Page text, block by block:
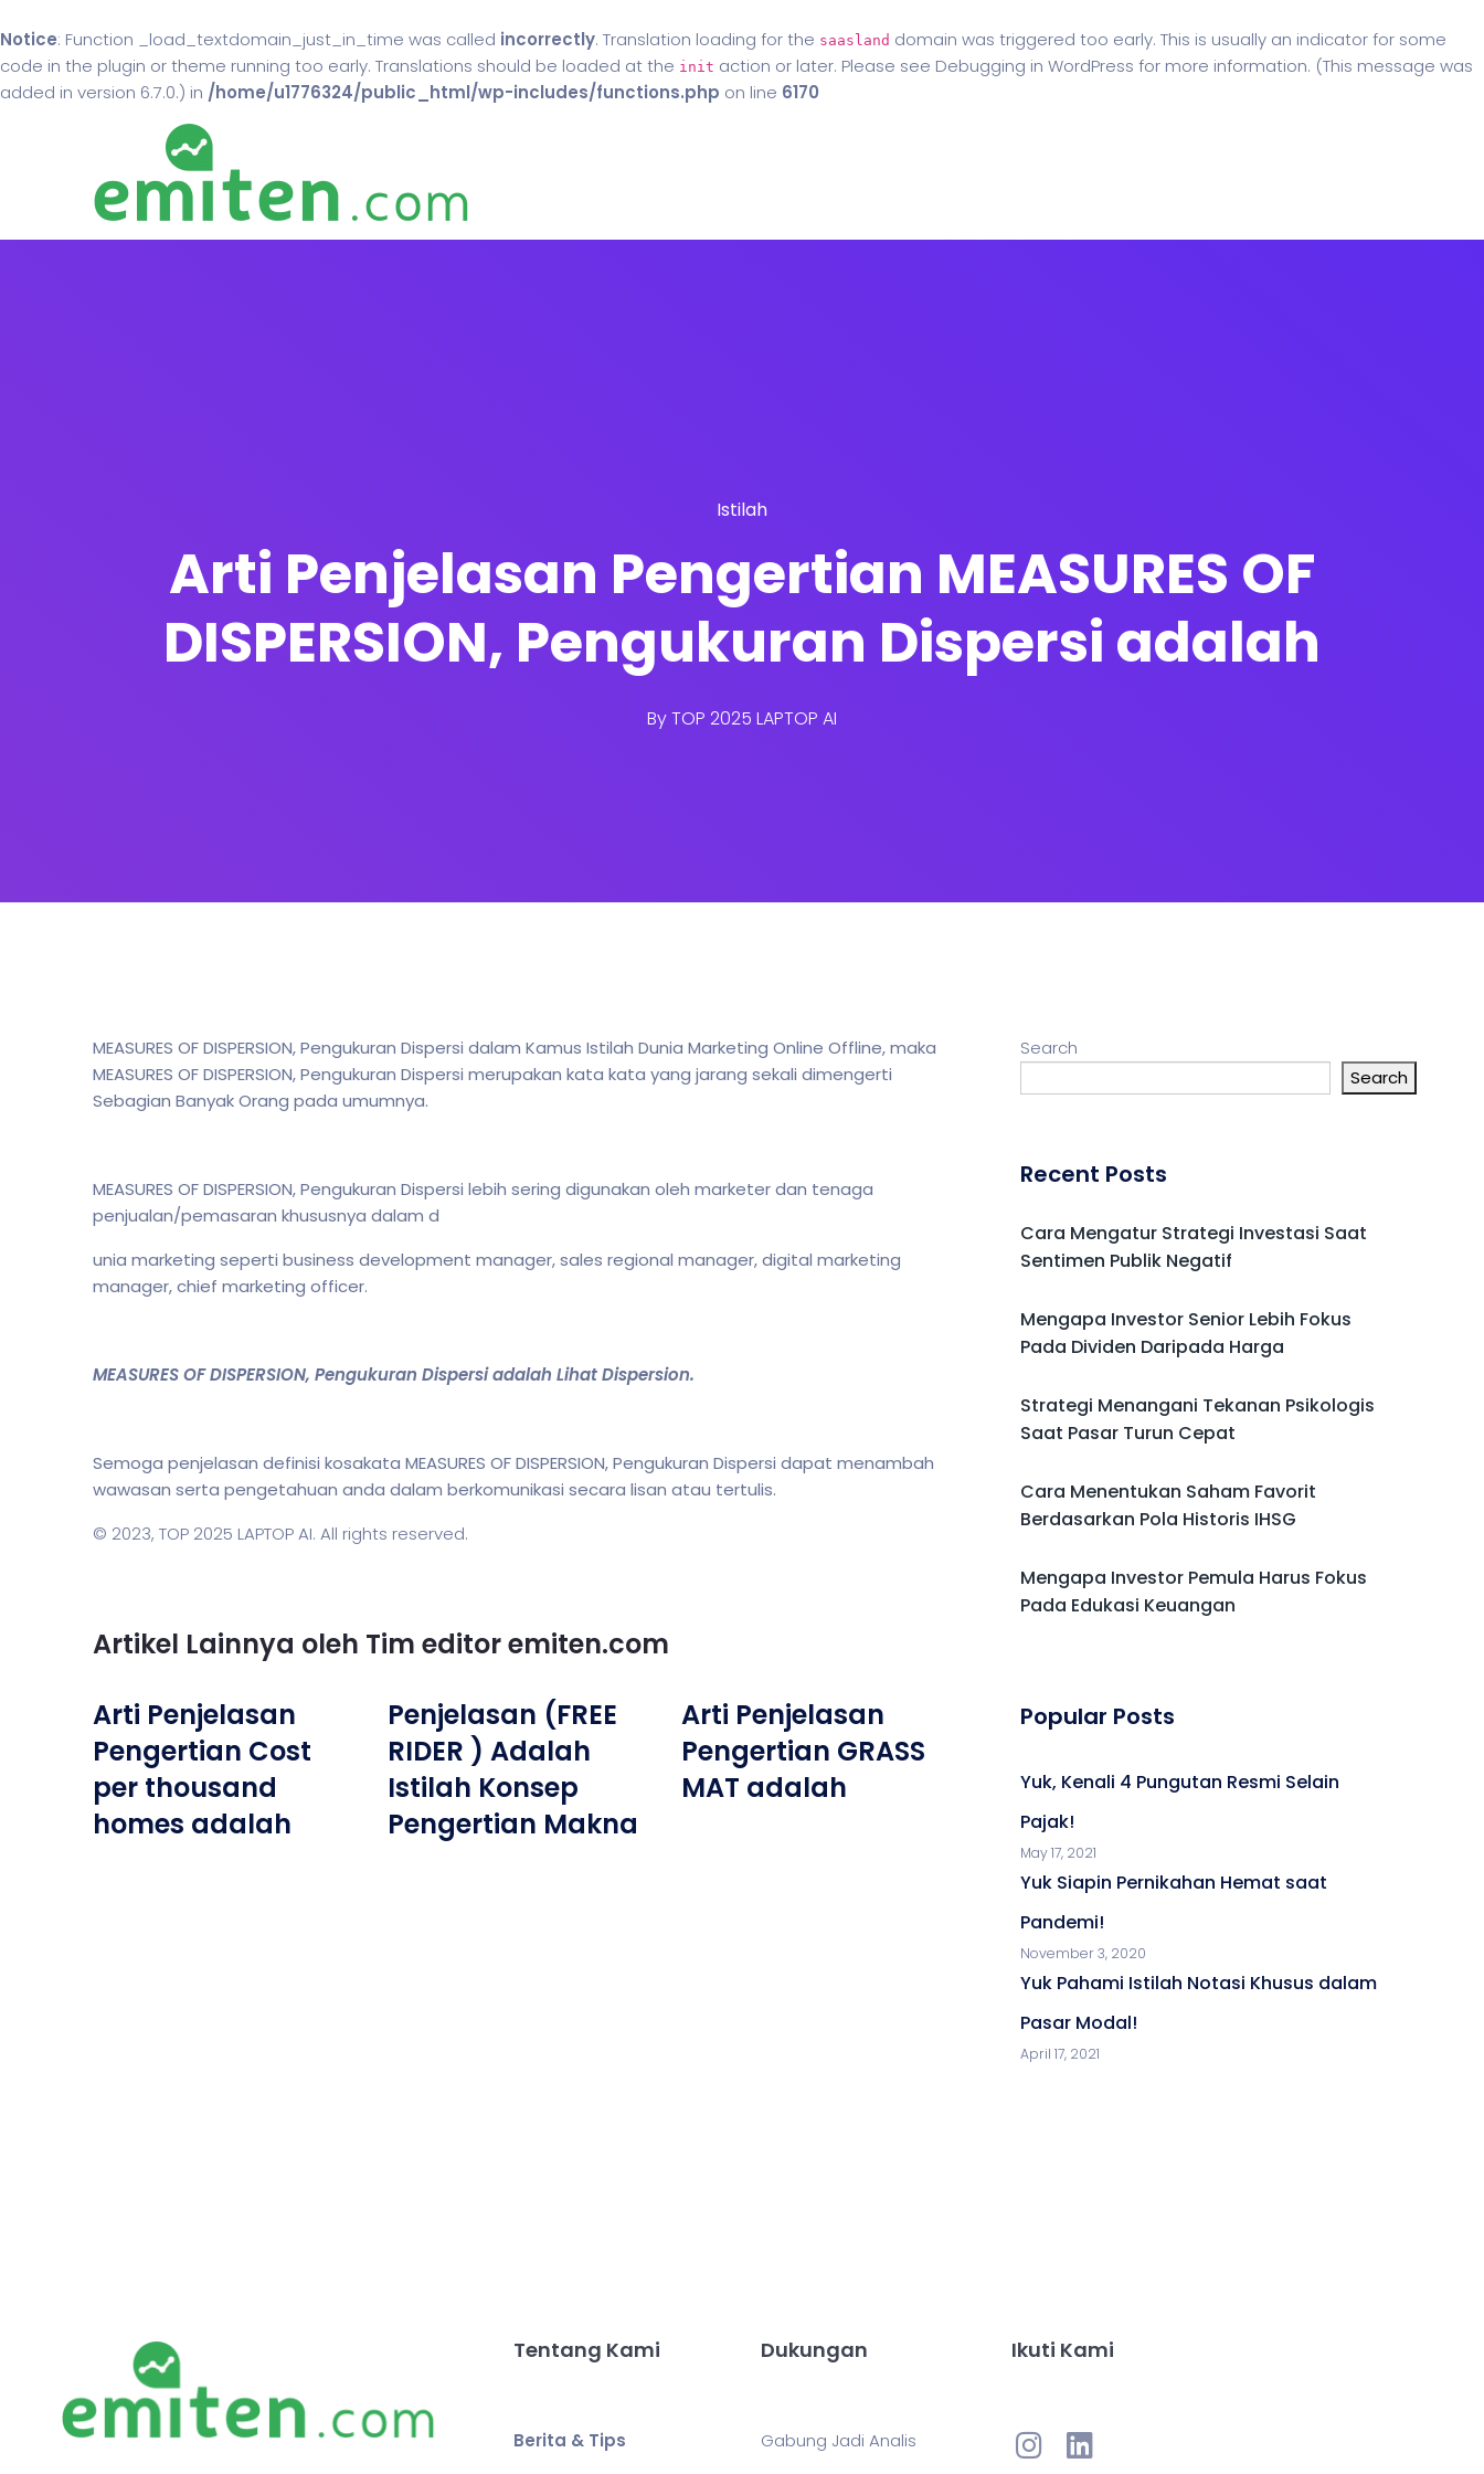
Notice: Function _load_textdomain_just_in_time was called incorrectly. Translation loading for the saasland domain was triggered too early. This is usually an indicator for some
code in the plugin or theme running too early. Translations should be loaded at the init action or later. Please see Debugging in WordPress for more information. (This message was
added in version 6.7.0.) in /home/u1776324/public_html/wp-includes/functions.php on line 6170
Istilah
Arti Penjelasan Pengertian MEASURES OF
DISPERSION, Pengukuran Dispersi adalah
ByTOP 2025 LAPTOP AI
MEASURES OF DISPERSION, Pengukuran Dispersi dalam Kamus Istilah Dunia Marketing Online Offline, maka
MEASURES OF DISPERSION, Pengukuran Dispersi merupakan kata kata yang jarang sekali dimengerti
Sebagian Banyak Orang pada umumnya.
MEASURES OF DISPERSION, Pengukuran Dispersi lebih sering digunakan oleh marketer dan tenaga
penjualan/pemasaran khususnya dalam d
unia marketing seperti business development manager, sales regional manager, digital marketing
manager, chief marketing officer.
MEASURES OF DISPERSION, Pengukuran Dispersi adalah Lihat Dispersion.
Semoga penjelasan definisi kosakata MEASURES OF DISPERSION, Pengukuran Dispersi dapat menambah
wawasan serta pengetahuan anda dalam berkomunikasi secara lisan atau tertulis.
© 2023, TOP 2025 LAPTOP AI. All rights reserved.
Artikel Lainnya oleh Tim editor emiten.com
Arti Penjelasan
Pengertian Cost
per thousand
homes adalah
Penjelasan (FREE
RIDER ) Adalah
Istilah Konsep
Pengertian Makna
Arti Penjelasan
Pengertian GRASS
MAT adalah
Search
Search
Recent Posts
Cara Mengatur Strategi Investasi Saat
Sentimen Publik Negatif
Mengapa Investor Senior Lebih Fokus
Pada Dividen Daripada Harga
Strategi Menangani Tekanan Psikologis
Saat Pasar Turun Cepat
Cara Menentukan Saham Favorit
Berdasarkan Pola Historis IHSG
Mengapa Investor Pemula Harus Fokus
Pada Edukasi Keuangan
Popular Posts
Yuk, Kenali 4 Pungutan Resmi Selain
Pajak!
May 17, 2021
Yuk Siapin Pernikahan Hemat saat
Pandemi!
November 3, 2020
Yuk Pahami Istilah Notasi Khusus dalam
Pasar Modal!
April 17, 2021
Tentang Kami
Berita & Tips
Dukungan
Gabung Jadi Analis
Ikuti Kami